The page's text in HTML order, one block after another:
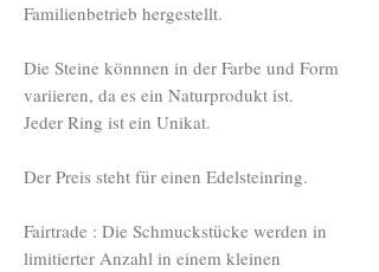
Familienbetrieb hergestellt.
Die Steine könnnen in der Farbe und Form
variieren, da es ein Naturprodukt ist.
Jeder Ring ist ein Unikat.
Der Preis steht für einen Edelsteinring.
Fairtrade : Die Schmuckstücke werden in
limitierter Anzahl in einem kleinen